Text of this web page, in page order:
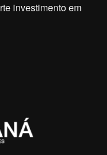
investimento em